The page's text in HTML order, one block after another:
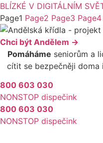
BLÍZKÉ V DIGITÁLNÍM
Page1 Page2 Page3 Page4
Chci být Andělem →
Pomáháme seniorům a
cítit se bezpečněji doma
800 603 030
NONSTOP dispečink
800 603 030
NONSTOP dispečink